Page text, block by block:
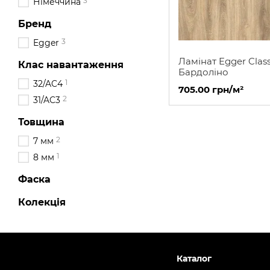
Ламінат Egger
Бардоліно
705.00 грн/м²
Бренд
Egger 3
Клас навантаження
32/AC4 1
31/AC3 2
Товщина
7 мм 2
8 мм 1
Фаска
Колекція
Каталог